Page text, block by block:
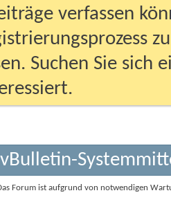
verfassen
Suchen Sie sich
vBulletin-
Forum ist aufgrund von notwendigen